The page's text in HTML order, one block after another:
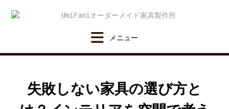
失敗しない家具の選び方と